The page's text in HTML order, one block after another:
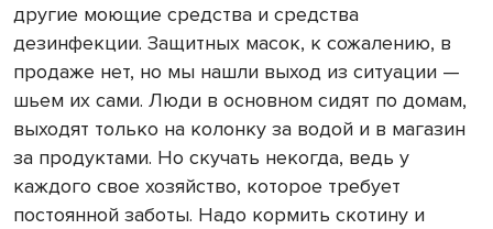
другие моющие средства и средства
дезинфекции. Защитных масок, к сожалению, в
продаже нет, но мы нашли выход из ситуации —
шьем их сами. Люди в основном сидят по домам,
выходят только на колонку за водой и в магазин
за продуктами. Но скучать некогда, ведь у
каждого свое хозяйство, которое требует
постоянной заботы. Надо кормить скотину и